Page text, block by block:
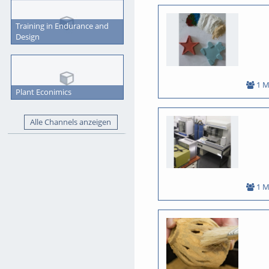
Training in Endurance and
Design
Plant Econimics
Alle Channels anzeigen
1
1